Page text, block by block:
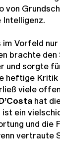
von
Vorfeld
brachte den
und sorgte
heftige Kritik
viele
hat
ein
und die
vertraute